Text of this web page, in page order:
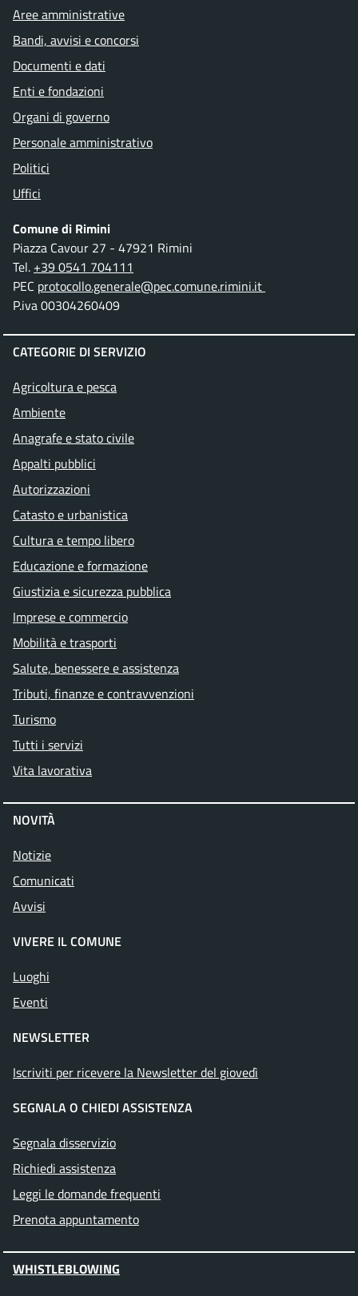
Aree amministrative
Bandi, avvisi e concorsi
Documenti e dati
Enti e fondazioni
Organi di governo
Personale amministrativo
Politici
Uffici
Comune di Rimini
Piazza Cavour 27 - 47921 Rimini
Tel. +39 0541 704111
PEC protocollo.generale@pec.comune.rimini.it
P.iva 00304260409
CATEGORIE DI SERVIZIO
Agricoltura e pesca
Ambiente
Anagrafe e stato civile
Appalti pubblici
Autorizzazioni
Catasto e urbanistica
Cultura e tempo libero
Educazione e formazione
Giustizia e sicurezza pubblica
Imprese e commercio
Mobilità e trasporti
Salute, benessere e assistenza
Tributi, finanze e contravvenzioni
Turismo
Tutti i servizi
Vita lavorativa
NOVITÀ
Notizie
Comunicati
Avvisi
VIVERE IL COMUNE
Luoghi
Eventi
NEWSLETTER
Iscriviti per ricevere la Newsletter del giovedì
SEGNALA O CHIEDI ASSISTENZA
Segnala disservizio
Richiedi assistenza
Leggi le domande frequenti
Prenota appuntamento
WHISTLEBLOWING